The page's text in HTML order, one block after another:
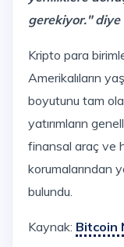
gerekiyor." diye
Kripto para birimleri ve Stablecoin satın alan
Amerikalıların
boyutunu tam
yatırımların
finansal araç ve
korumalarından
bulundu.
Kaynak: Bitcoin